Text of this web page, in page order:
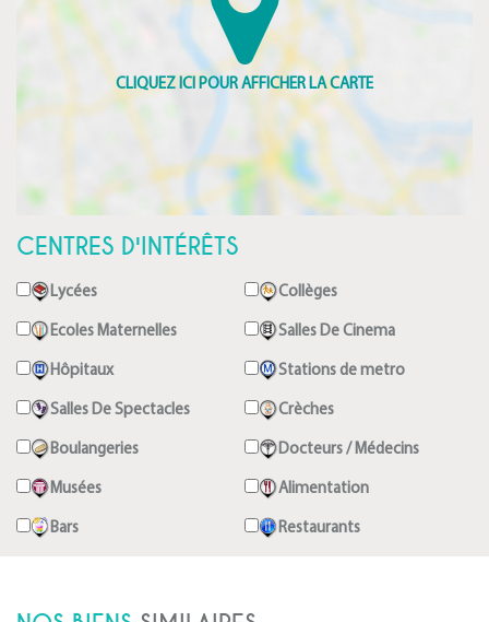
CENTRES D'INTÉRÊTS
Lycées Collèges
Ecoles Maternelles Salles De Cinema
Hôpitaux Stations de metro
Salles De Spectacles Crèches
Boulangeries Docteurs / Médecins
Musées Alimentation
Bars Restaurants